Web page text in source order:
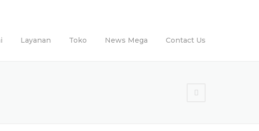
Layanan Toko News Mega Contact Us